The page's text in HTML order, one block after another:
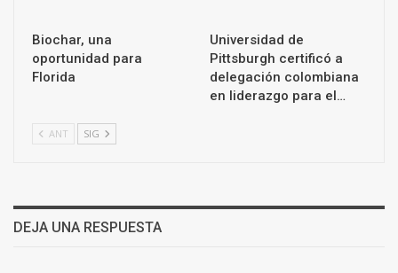
Biochar, una
oportunidad para
Florida
Universidad de
Pittsburgh certificó a
delegación colombiana
en liderazgo para el…
ANT SIG
DEJA UNA RESPUESTA